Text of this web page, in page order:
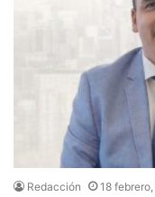
Redacción 18